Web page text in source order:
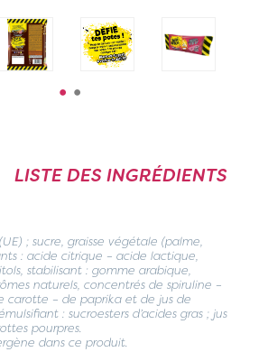
LISTE DES INGRÉDIENTS
; sucre, graisse végétale (palme,
: acide citrique – acide lactique,
stabilisant : gomme arabique,
naturels, concentrés de spiruline –
carotte – de paprika et de jus de
: sucroesters d’acides gras ; jus
pourpres.
dans ce produit.